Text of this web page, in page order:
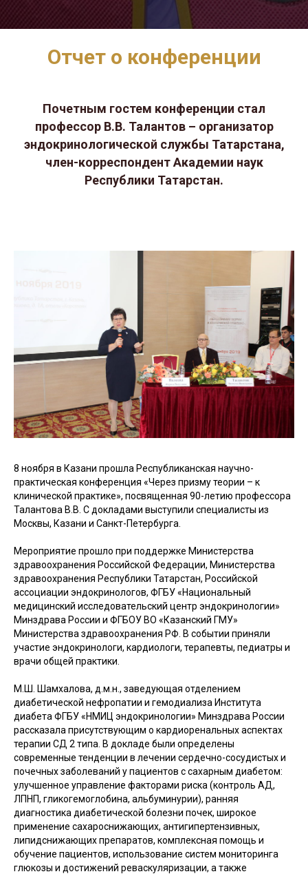
Отчет о конференции
Почетным гостем конференции стал
профессор В.В. Талантов – организатор
эндокринологической службы Татарстана,
член-корреспондент Академии наук
Республики Татарстан.
8 ноября в Казани прошла Республиканская научно-
практическая конференция «Через призму теории – к
клинической практике», посвященная 90-летию профессора
Талантова В.В. С докладами выступили специалисты из
Москвы, Казани и Санкт-Петербурга.
Мероприятие прошло при поддержке Министерства
здравоохранения Российской Федерации, Министерства
здравоохранения Республики Татарстан, Российской
ассоциации эндокринологов, ФГБУ «Национальный
медицинский исследовательский центр эндокринологии»
Минздрава России и ФГБОУ ВО «Казанский ГМУ»
Министерства здравоохранения РФ. В событии приняли
участие эндокринологи, кардиологи, терапевты, педиатры и
врачи общей практики.
М.Ш. Шамхалова, д.м.н., заведующая отделением
диабетической нефропатии и гемодиализа Института
диабета ФГБУ «НМИЦ эндокринологии» Минздрава России
рассказала присутствующим о кардиоренальных аспектах
терапии СД 2 типа. В докладе были определены
современные тенденции в лечении сердечно-сосудистых и
почечных заболеваний у пациентов с сахарным диабетом:
улучшенное управление факторами риска (контроль АД,
ЛПНП, гликогемоглобина, альбуминурии), ранняя
диагностика диабетической болезни почек, широкое
применение сахароснижающих, антигипертензивных,
липидснижающих препаратов, комплексная помощь и
обучение пациентов, использование систем мониторинга
глюкозы и достижений реваскуляризации, а также